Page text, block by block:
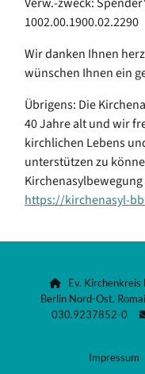
1002.00.1900.02.2290
Wir danken Ihnen
wünschen Ihnen ein
Übrigens: Die
40 Jahre alt und wir
kirchlichen Lebens
unterstützen zu
https://kirchenasyl-

Ev.
Berlin Nord-Ost,
030.9237852-0
Impressum